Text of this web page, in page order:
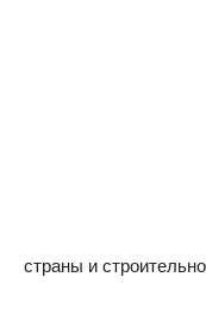
страны и